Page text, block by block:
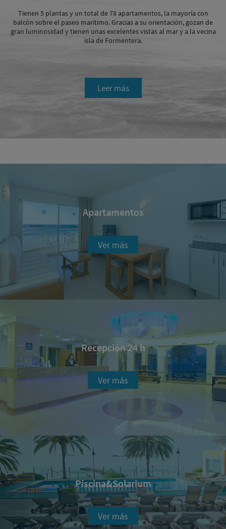
Tienen 5 plantas y un total de 78 apartamentos, la mayoría con
balcón sobre el paseo marítimo. Gracias a su orientación, gozan de
gran luminosidad y tienen unas excelentes vistas al mar y a la vecina
isla de Formentera.
Leer más
Apartamentos
Ver más
Recepción 24 h
Ver más
Piscina&Solarium
Ver más